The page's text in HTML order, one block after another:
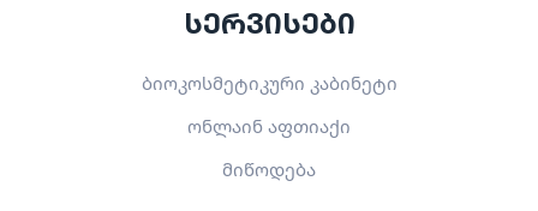
სერვისები
ბიოკოსმეტიკური კაბინეტი
ონლაინ აფთიაქი
მიწოდება